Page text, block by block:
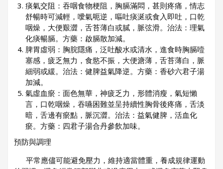
痰氣交阻：吞咽食物梗阻，胸膈滿悶，甚則疼痛，情志
舒暢時可減輕，噯氣呃逆，嘔吐痰涎或食入即吐，口乾
咽燥，大便艱澀，舌苔薄白或膩，脈弦滑。治法：理氣
化痰暢膈。方藥：啟膈散加減。
脾胃虛弱：胸脘隱痛，泛吐酸水或清水，進食時胸膈噎
塞感，疲乏無力，食慾不振，大便溏薄，舌苔薄白，脈
細弱或緩。治法：健脾益氣降逆。方藥：香砂六君子湯
加減。
氣虛血瘀：面色無華，神疲乏力，形體消瘦，氣短懶
言，口乾咽燥，吞嚥困難並呈持續性胸骨後疼痛，舌淡
暗，舌邊有瘀點，脈沉澀。治法：益氣健脾，活血化
瘀。方藥：四君子湯合丹參飲加味。
預防與調理
平常應儘可能避免壓力，維持適當體重，養成規律運動